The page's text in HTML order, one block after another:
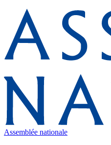
Assemblée nationale